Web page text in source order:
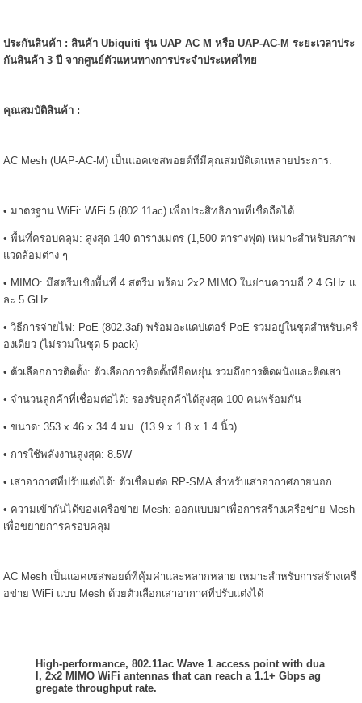
ประกันสินค้า : สินค้า Ubiquiti รุ่น UAP AC M หรือ UAP-AC-M ระยะเวลาประ
กันสินค้า 3 ปี จากศูนย์ตัวแทนทางการประจำประเทศไทย
คุณสมบัติสินค้า :
AC Mesh (UAP-AC-M) เป็นแอคเซสพอยต์ที่มีคุณสมบัติเด่นหลายประการ:
• มาตรฐาน WiFi: WiFi 5 (802.11ac) เพื่อประสิทธิภาพที่เชื่อถือได้
• พื้นที่ครอบคลุม: สูงสุด 140 ตารางเมตร (1,500 ตารางฟุต) เหมาะสำหรับสภาพ
แวดล้อมต่าง ๆ
• MIMO: มีสตรีมเชิงพื้นที่ 4 สตรีม พร้อม 2x2 MIMO ในย่านความถี่ 2.4 GHz แ
ละ 5 GHz
• วิธีการจ่ายไฟ: PoE (802.3af) พร้อมอะแดปเตอร์ PoE รวมอยู่ในชุดสำหรับเครื่
องเดียว (ไม่รวมในชุด 5-pack)
• ตัวเลือกการติดตั้ง: ตัวเลือกการติดตั้งที่ยืดหยุ่น รวมถึงการติดผนังและติดเสา
• จำนวนลูกค้าที่เชื่อมต่อได้: รองรับลูกค้าได้สูงสุด 100 คนพร้อมกัน
• ขนาด: 353 x 46 x 34.4 มม. (13.9 x 1.8 x 1.4 นิ้ว)
• การใช้พลังงานสูงสุด: 8.5W
• เสาอากาศที่ปรับแต่งได้: ตัวเชื่อมต่อ RP-SMA สำหรับเสาอากาศภายนอก
• ความเข้ากันได้ของเครือข่าย Mesh: ออกแบบมาเพื่อการสร้างเครือข่าย Mesh
เพื่อขยายการครอบคลุม
AC Mesh เป็นแอคเซสพอยต์ที่คุ้มค่าและหลากหลาย เหมาะสำหรับการสร้างเครื
อข่าย WiFi แบบ Mesh ด้วยตัวเลือกเสาอากาศที่ปรับแต่งได้
High-performance, 802.11ac Wave 1 access point with dua
l, 2x2 MIMO WiFi antennas that can reach a 1.1+ Gbps ag
gregate throughput rate.